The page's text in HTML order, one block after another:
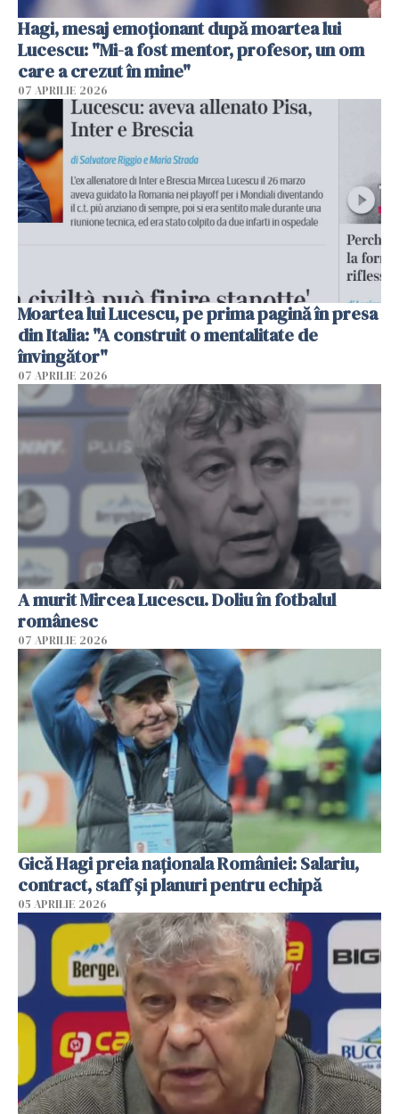
Hagi, mesaj emoționant după moartea lui
Lucescu: "Mi-a fost mentor, profesor, un om
care a crezut în mine"
07 APRILIE 2026
Moartea lui Lucescu, pe prima pagină în presa
din Italia: "A construit o mentalitate de
învingător"
07 APRILIE 2026
A murit Mircea Lucescu. Doliu în fotbalul
românesc
07 APRILIE 2026
Gică Hagi preia naționala României: Salariu,
contract, staff și planuri pentru echipă
05 APRILIE 2026